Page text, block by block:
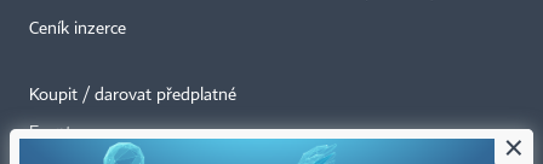
Ceník inzerce
Koupit / darovat předplatné
Eventy ×